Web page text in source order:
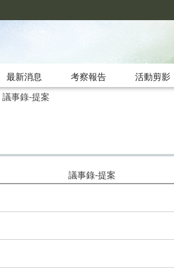
最新消息 考察報告 活動剪影
議事錄-提案
議事錄-提案